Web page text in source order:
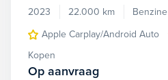
2023
22.000 km Benzine
Apple Carplay/Android Auto
Kopen
Op aanvraag